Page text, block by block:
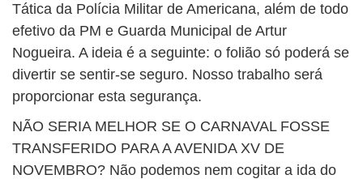
Tática da Polícia Militar de Americana, além de todo
efetivo da PM e Guarda Municipal de Artur
Nogueira. A ideia é a seguinte: o folião só poderá se
divertir se sentir-se seguro. Nosso trabalho será
proporcionar esta segurança.
NÃO SERIA MELHOR SE O CARNAVAL FOSSE
TRANSFERIDO PARA A AVENIDA XV DE
NOVEMBRO? Não podemos nem cogitar a ida do